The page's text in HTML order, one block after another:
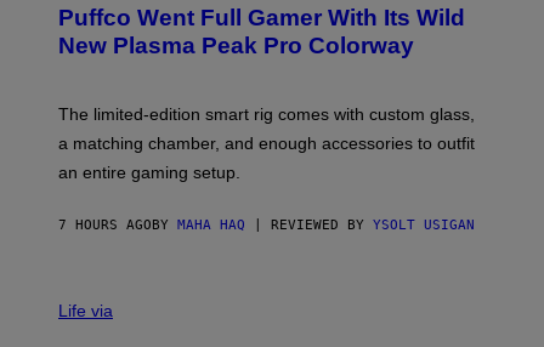
E
T
T
M
G
E
T
E
S
F
U
F
O
Puffco Went Full Gamer With Its Wild
New Plasma Peak Pro Colorway
The limited-edition smart rig comes with custom glass,
a matching chamber, and enough accessories to outfit
an entire gaming setup.
7 HOURS AGO BY MAHA HAQ | REVIEWED BY YSOLT USIGAN
ILife via